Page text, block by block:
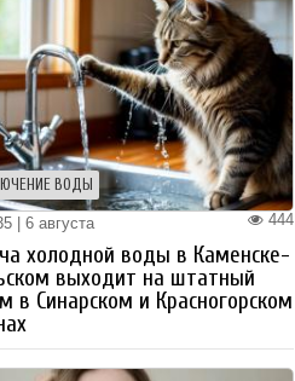
ВОДЫ
444
| 6 августа
холодной воды в Каменске-
выходит на штатный
в Синарском и Красногорском